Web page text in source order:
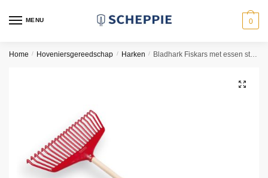
MENU 0
Home / Hoveniersgereedschap / Harken / Bladhark Fiskars met essen steel 21 tanden
🔍